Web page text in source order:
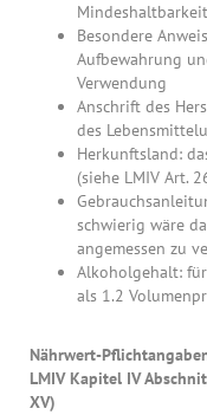
Besondere
Aufbewahrung
Verwendung
Anschrift des
des
Herkunftsland:
(siehe LMIV Art.
schwierig wäre
angemessen zu
Alkoholgehalt:
als 1.2
Nährwert-
LMIV Kapitel IV
XV)